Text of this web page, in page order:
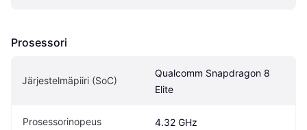
Prosessori
Järjestelmäpiiri (SoC)
Qualcomm Snapdragon 8
Elite
Prosessorinopeus 4.32 GHz